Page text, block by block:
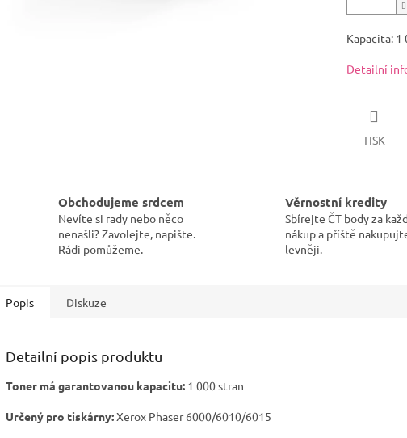
Kapacita: 1
Detailní
TISK
Obchodujeme srdcem
Nevíte si rady nebo něco
nenašli? Zavolejte, napište.
Rádi pomůžeme.
Věrnostní kredity
Sbírejte ČT body za
nákup a příště
levněji.
Popis Diskuze
Detailní popis produktu
Toner má garantovanou kapacitu: 1 000 stran
Určený pro tiskárny:Xerox Phaser 6000/6010/6015